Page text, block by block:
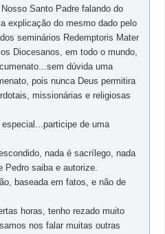
Santo Padre falando do
explicação do mesmo dado pelo
seminários Redemptoris Mater
Diocesanos, em todo o mundo,
dúvida uma
pois nunca Deus permitira
missionárias e religiosas
de uma
nada é sacrílego, nada
Pedro saiba e autorize.
baseada em fatos, e não de
horas, tenho rezado muito
nos falar muitas outras